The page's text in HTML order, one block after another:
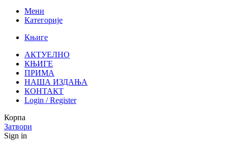
Мени
Категорије
Књиге
АКТУЕЛНО
КЊИГЕ
ПРИМА
НАША ИЗДАЊА
КОНТАКТ
Login / Register
Корпа
Затвори
Sign in